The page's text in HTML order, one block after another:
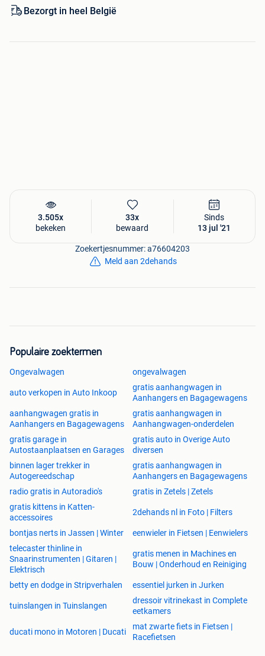
Bezorgt in heel België
3.505x
bekeken
33x
bewaard
Sinds
13 jul '21
Zoekertjesnummer: a76604203
Meld aan 2dehands
Populaire zoektermen
Ongevalwagen ongevalwagen
auto verkopen in Auto Inkoop
gratis aanhangwagen in
Aanhangers en Bagagewagens
aanhangwagen gratis in
Aanhangers en Bagagewagens
gratis aanhangwagen in
Aanhangwagen-onderdelen
gratis garage in
Autostaanplaatsen en Garages
gratis auto in Overige Auto
diversen
binnen lager trekker in
Autogereedschap
gratis aanhangwagen in
Aanhangers en Bagagewagens
radio gratis in Autoradio's
gratis in Zetels | Zetels
gratis kittens in Katten-
accessoires
2dehands nl in Foto | Filters
bontjas nerts in Jassen | Winter
eenwieler in Fietsen | Eenwielers
telecaster thinline in
Snaarinstrumenten | Gitaren |
Elektrisch
gratis menen in Machines en
Bouw | Onderhoud en Reiniging
betty en dodge in Stripverhalen essentiel jurken in Jurken
tuinslangen in Tuinslangen
dressoir vitrinekast in Complete
eetkamers
ducati mono in Motoren | Ducati
mat zwarte fiets in Fietsen |
Racefietsen